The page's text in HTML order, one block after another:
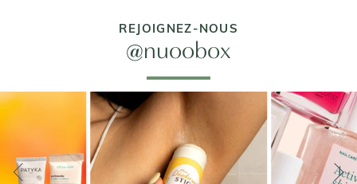
REJOIGNEZ-NOUS
@nuoobox